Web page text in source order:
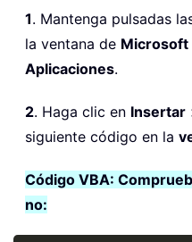
1. Mantenga pulsadas
la ventana de Microsoft
Aplicaciones.
2. Haga clic en Insertar
siguiente código en la
Código VBA:
no: